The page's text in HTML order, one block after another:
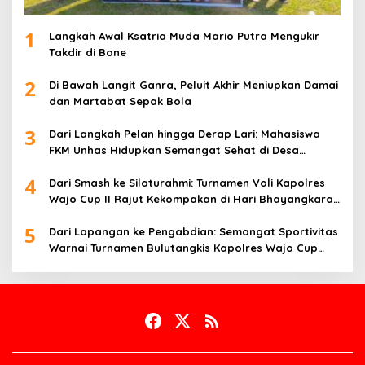
1
Langkah Awal Ksatria Muda Mario Putra Mengukir
Takdir di Bone
2
Di Bawah Langit Ganra, Peluit Akhir Meniupkan Damai
dan Martabat Sepak Bola
3
Dari Langkah Pelan hingga Derap Lari: Mahasiswa
FKM Unhas Hidupkan Semangat Sehat di Desa
4
Dari Smash ke Silaturahmi: Turnamen Voli Kapolres
Wajo Cup II Rajut Kekompakan di Hari Bhayangkara
5
Dari Lapangan ke Pengabdian: Semangat Sportivitas
Warnai Turnamen Bulutangkis Kapolres Wajo Cup